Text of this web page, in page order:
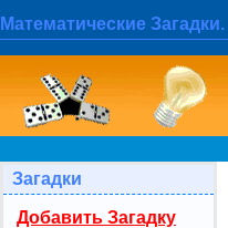
Математические Загадки.
Загадки
Добавить Загадку